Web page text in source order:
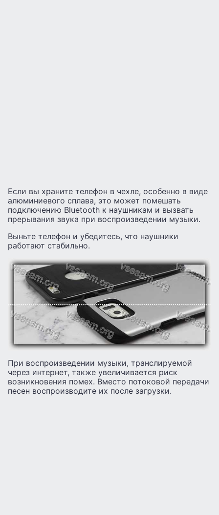
Если вы храните телефон в чехле, особенно в виде
алюминиевого сплава, это может помешать
подключению Bluetooth к наушникам и вызвать
прерывания звука при воспроизведении музыки.
Выньте телефон и убедитесь, что наушники
работают стабильно.
При воспроизведении музыки, транслируемой
через интернет, также увеличивается риск
возникновения помех. Вместо потоковой передачи
песен воспроизводите их после загрузки.